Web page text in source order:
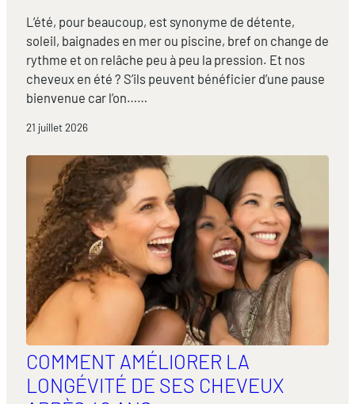
L’été, pour beaucoup, est synonyme de détente,
soleil, baignades en mer ou piscine, bref on change de
rythme et on relâche peu à peu la pression. Et nos
cheveux en été ? S’ils peuvent bénéficier d’une pause
bienvenue car l’on……
21 juillet 2026
COMMENT AMÉLIORER LA
LONGÉVITÉ DE SES CHEVEUX